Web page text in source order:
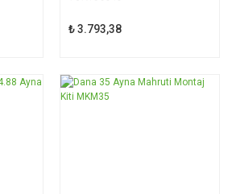
₺ 3.793,38